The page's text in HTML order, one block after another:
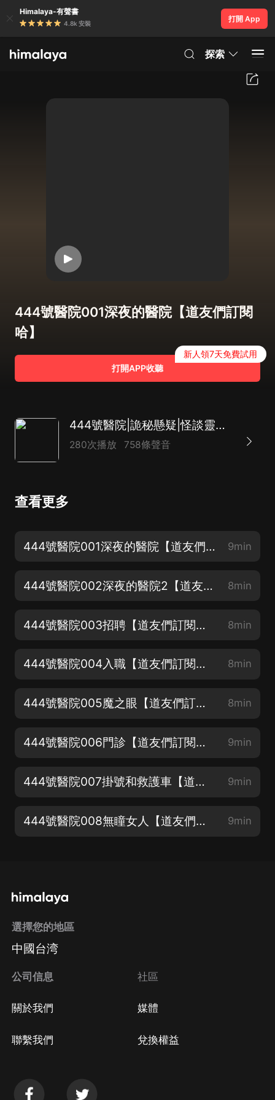
Himalaya-有聲書
4.8k 安裝
打開 App
探索
444號醫院001深夜的醫院【道友們訂閱
哈】
打開APP收聽
新人領7天免費試用
444號醫院|詭秘懸疑|怪談靈異|張老道|多人有聲劇
280次播放 758條聲音
查看更多
444號醫院001深夜的醫院【道友們訂閱哈】 9min
444號醫院002深夜的醫院2【道友們訂閱哈】 8min
444號醫院003招聘【道友們訂閱哈】 8min
444號醫院004入職【道友們訂閱哈】 8min
444號醫院005魔之眼【道友們訂閱哈】 8min
444號醫院006門診【道友們訂閱哈】 9min
444號醫院007掛號和救護車【道友們訂閱哈】 9min
444號醫院008無瞳女人【道友們訂閱哈】 9min
選擇您的地區
中國台湾
公司信息
關於我們
聯繫我們
社區
媒體
兌換權益